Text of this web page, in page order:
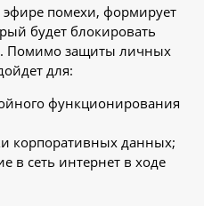
эфире помехи, формирует
будет блокировать
Помимо защиты личных
для:
функционирования
корпоративных данных;
в сеть интернет в ходе